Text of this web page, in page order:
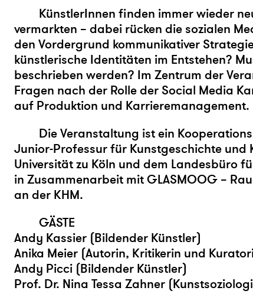
KünstlerInnen finden immer wieder
vermarkten – dabei rücken die sozialen
den Vordergrund kommunikativer
künstlerische Identitäten im Entstehen?
beschrieben werden? Im Zentrum der
Fragen nach der Rolle der Social Media
auf Produktion und Karrieremanagement.
Die Veranstaltung ist ein
Junior-Professur für Kunstgeschichte und
Universität zu Köln und dem Landesbüro
in Zusammenarbeit mit GLASMOOG –
an der KHM.
GÄSTE
Andy Kassier (Bildender Künstler)
Anika Meier (Autorin, Kritikerin und
Andy Picci (Bildender Künstler)
Prof. Dr. Nina Tessa Zahner